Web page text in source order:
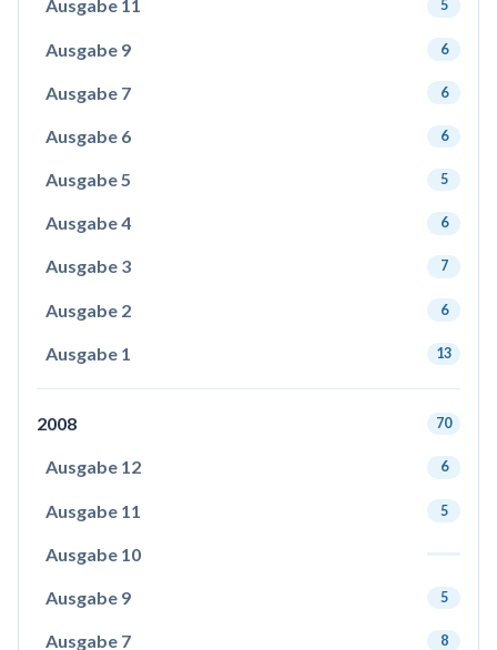
Ausgabe 11 5
Ausgabe 9 6
Ausgabe 7 6
Ausgabe 6 6
Ausgabe 5 5
Ausgabe 4 6
Ausgabe 3 7
Ausgabe 2 6
Ausgabe 1 13
2008 70
Ausgabe 12 6
Ausgabe 11 5
Ausgabe 10
Ausgabe 9 5
Ausgabe 7 8